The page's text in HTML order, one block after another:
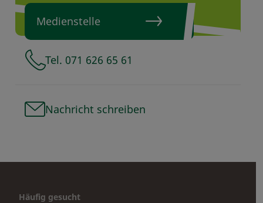
Medienstelle
Tel. 071 626 65 61
Nachricht schreiben
Häufig gesucht